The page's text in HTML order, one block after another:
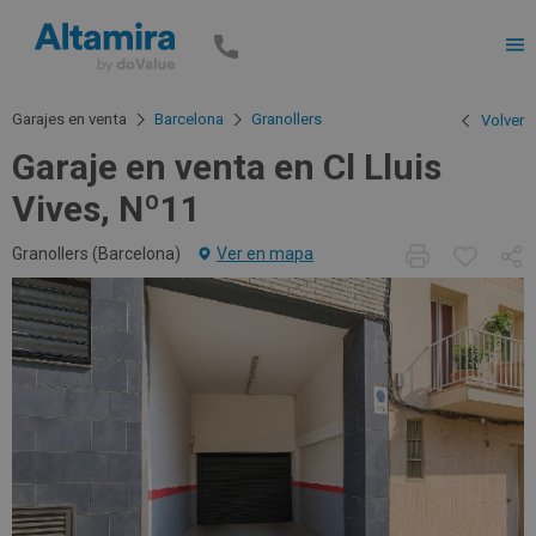
Garajes en venta Barcelona Granollers Volver
Garaje en venta en Cl Lluis
Vives, Nº11
Granollers (Barcelona) Ver en mapa